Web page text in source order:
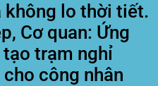
không lo thời tiết.
Cơ quan: Ứng
tạo trạm nghỉ
công nhân